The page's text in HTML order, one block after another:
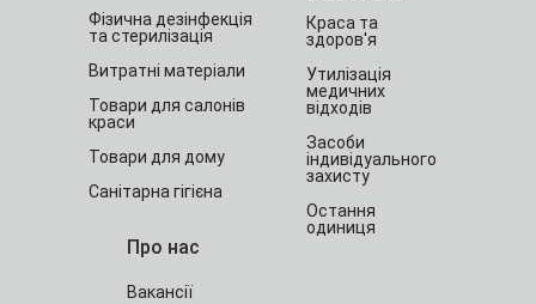
Фізична дезінфекція
та стерилізація
Витратні матеріали
Товари для салонів
краси
Товари для дому
Санітарна гігієна
Краса та
здоров'я
Утилізація
медичних
відходів
Засоби
індивідуального
захисту
Остання
одиниця
Про нас
Вакансії